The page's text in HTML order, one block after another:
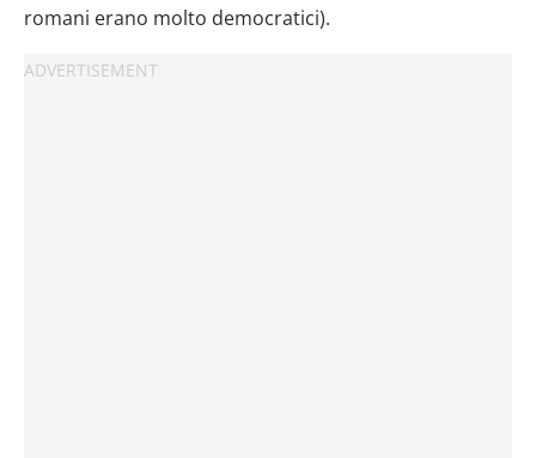
romani erano molto democratici).